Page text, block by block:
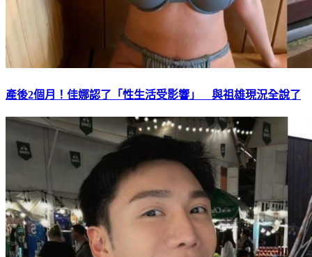
產後2個月！佳娜認了「性生活受影響」 與祖雄現況全說了